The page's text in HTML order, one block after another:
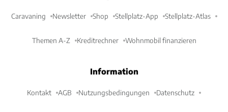
Caravaning Newsletter Shop Stellplatz-App Stellplatz-Atlas
Themen A-Z Kreditrechner Wohnmobil finanzieren
Information
Kontakt AGB Nutzungsbedingungen Datenschutz